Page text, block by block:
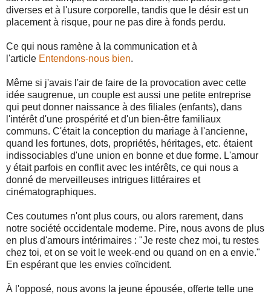
diverses et à l'usure corporelle, tandis que le désir est un
placement à risque, pour ne pas dire à fonds perdu.
Ce qui nous ramène à la communication et à
l'article Entendons-nous bien.
Même si j'avais l'air de faire de la provocation avec cette
idée saugrenue, un couple est aussi une petite entreprise
qui peut donner naissance à des filiales (enfants), dans
l'intérêt d'une prospérité et d'un bien-être familiaux
communs. C'était la conception du mariage à l'ancienne,
quand les fortunes, dots, propriétés, héritages, etc. étaient
indissociables d'une union en bonne et due forme. L'amour
y était parfois en conflit avec les intérêts, ce qui nous a
donné de merveilleuses intrigues littéraires et
cinématographiques.
Ces coutumes n'ont plus cours, ou alors rarement, dans
notre société occidentale moderne. Pire, nous avons de plus
en plus d'amours intérimaires : "Je reste chez moi, tu restes
chez toi, et on se voit le week-end ou quand on en a envie."
En espérant que les envies coïncident.
À l'opposé, nous avons la jeune épousée, offerte telle une